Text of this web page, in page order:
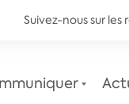
Suivez-nous sur les